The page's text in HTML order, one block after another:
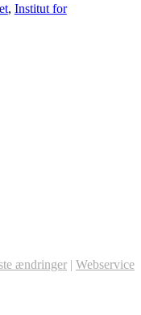
, Institut for
ændringer | Webservice